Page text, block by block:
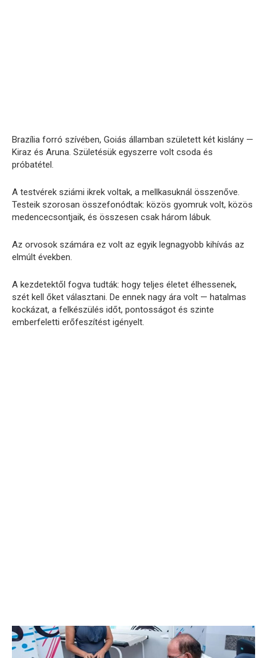
Brazília forró szívében, Goiás államban született két kislány —
Kiraz és Aruna. Születésük egyszerre volt csoda és
próbatétel.
A testvérek sziámi ikrek voltak, a mellkasuknál összenőve.
Testeik szorosan összefonódtak: közös gyomruk volt, közös
medencecsontjaik, és összesen csak három lábuk.
Az orvosok számára ez volt az egyik legnagyobb kihívás az
elmúlt években.
A kezdetektől fogva tudták: hogy teljes életet élhessenek,
szét kell őket választani. De ennek nagy ára volt — hatalmas
kockázat, a felkészülés időt, pontosságot és szinte
emberfeletti erőfeszítést igényelt.